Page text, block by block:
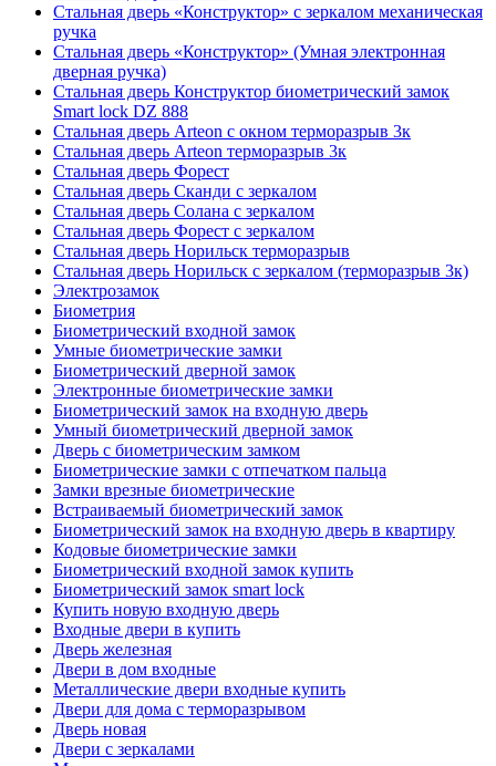
Стальная дверь «Конструктор» с зеркалом механическая
ручка
Стальная дверь «Конструктор» (Умная электронная
дверная ручка)
Стальная дверь Конструктор биометрический замок
Smart lock DZ 888
Стальная дверь Arteon с окном терморазрыв 3к
Стальная дверь Arteon терморазрыв 3к
Стальная дверь Форест
Стальная дверь Сканди с зеркалом
Стальная дверь Солана с зеркалом
Стальная дверь Форест с зеркалом
Стальная дверь Норильск терморазрыв
Стальная дверь Норильск с зеркалом (терморазрыв 3к)
Электрозамок
Биометрия
Биометрический входной замок
Умные биометрические замки
Биометрический дверной замок
Электронные биометрические замки
Биометрический замок на входную дверь
Умный биометрический дверной замок
Дверь с биометрическим замком
Биометрические замки с отпечатком пальца
Замки врезные биометрические
Встраиваемый биометрический замок
Биометрический замок на входную дверь в квартиру
Кодовые биометрические замки
Биометрический входной замок купить
Биометрический замок smart lock
Купить новую входную дверь
Входные двери в купить
Дверь железная
Двери в дом входные
Металлические двери входные купить
Двери для дома с терморазрывом
Дверь новая
Двери с зеркалами